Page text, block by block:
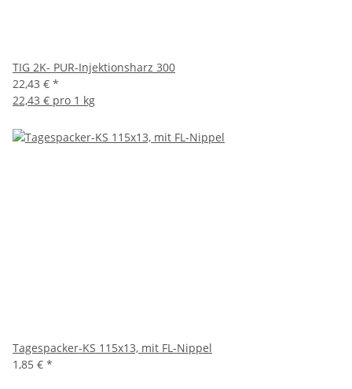
TIG 2K- PUR-Injektionsharz 300
22,43 € *
22,43 € pro 1 kg
Tagespacker-KS 115x13, mit FL-Nippel
1,85 € *